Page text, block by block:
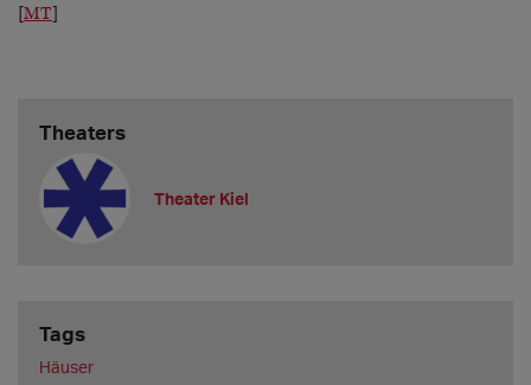
[MT]
Theaters
Theater Kiel
Tags
Häuser